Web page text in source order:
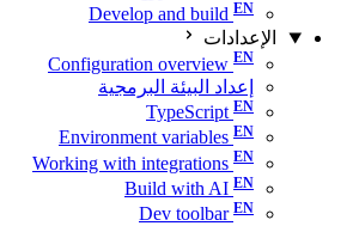
Develop and build
الإعدادات
Configuration overview
إعداد البيئة البرمجية
TypeScript
Environment variables
Working with integrations
Build with AI
Dev toolbar